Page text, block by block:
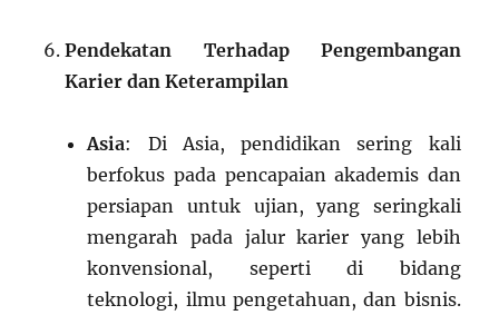
Pendekatan Terhadap Pengembangan
Karier dan Keterampilan
Asia: Di Asia, pendidikan sering kali
berfokus pada pencapaian akademis dan
persiapan untuk ujian, yang seringkali
mengarah pada jalur karier yang lebih
konvensional, seperti di bidang
teknologi, ilmu pengetahuan, dan bisnis.